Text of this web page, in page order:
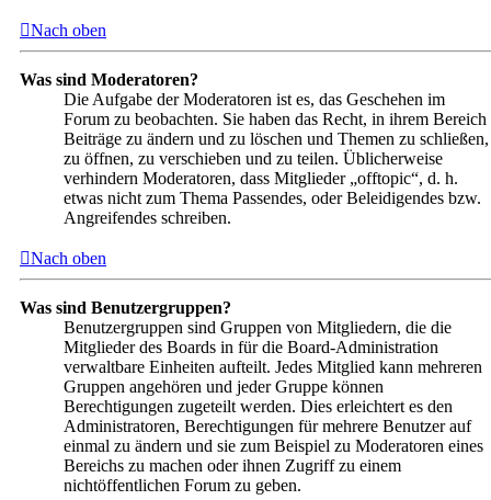
Nach oben
Was sind Moderatoren?
Die Aufgabe der Moderatoren ist es, das Geschehen im
Forum zu beobachten. Sie haben das Recht, in ihrem Bereich
Beiträge zu ändern und zu löschen und Themen zu schließen,
zu öffnen, zu verschieben und zu teilen. Üblicherweise
verhindern Moderatoren, dass Mitglieder „offtopic“, d. h.
etwas nicht zum Thema Passendes, oder Beleidigendes bzw.
Angreifendes schreiben.
Nach oben
Was sind Benutzergruppen?
Benutzergruppen sind Gruppen von Mitgliedern, die die
Mitglieder des Boards in für die Board-Administration
verwaltbare Einheiten aufteilt. Jedes Mitglied kann mehreren
Gruppen angehören und jeder Gruppe können
Berechtigungen zugeteilt werden. Dies erleichtert es den
Administratoren, Berechtigungen für mehrere Benutzer auf
einmal zu ändern und sie zum Beispiel zu Moderatoren eines
Bereichs zu machen oder ihnen Zugriff zu einem
nichtöffentlichen Forum zu geben.